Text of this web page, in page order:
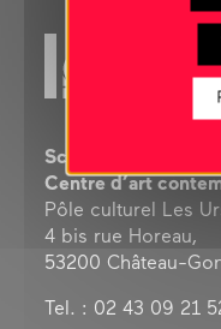
Scène nationale
Centre d’art
Pôle culturel Les
4 bis rue Horeau,
53200 Château-
Tel. : 02 43 09 21